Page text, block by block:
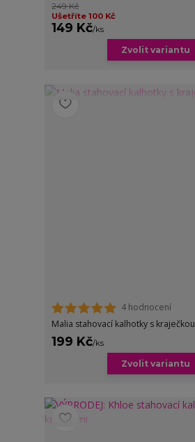
249 Kč
Ušetříte 100 Kč
149 Kč/ks
Zvolit variantu
4 hodnocení
Malia stahovací kalhotky s kraječkou
199 Kč/ks
Zvolit variantu